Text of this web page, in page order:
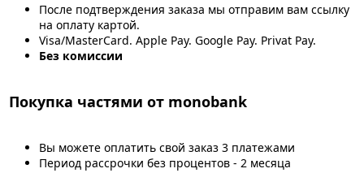
После подтверждения заказа мы отправим вам ссылку
на оплату картой.
Visa/MasterCard. Apple Pay. Google Pay. Privat Pay.
Без комиссии
Покупка частями от monobank
Вы можете оплатить свой заказ 3 платежами
Период рассрочки без процентов - 2 месяца